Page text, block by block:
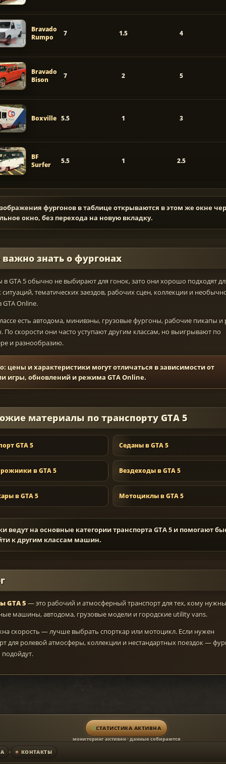
Bravado
Rumpo
7 1.5 4
Bravado
Bison
7 2 5
Boxville 5.5 1 3
BF
Surfer
5.5 1 2.5
фургонов в таблице открываются в этом же окне
окно, без перехода на новую вкладку.
важно знать о фургонах
GTA 5 обычно не выбирают для гонок, зато они хорошо подходят
тематических заездов, рабочих сцен, коллекции и
GTA Online.
есть автодома, минивэны, грузовые фургоны, рабочие пикапы и
скорости они часто уступают другим классам, но выигрывают по
и разнообразию.
цены и характеристики могут отличаться в зависимости от
игры, обновлений и режима GTA Online.
материалы по транспорту GTA 5
GTA 5 Седаны в GTA 5
в GTA 5 Вездеходы в GTA 5
в GTA 5 Мотоциклы в GTA 5
ведут на основные категории транспорта GTA 5 и помогают
к другим классам машин.
GTA 5 — это рабочий и атмосферный транспорт для тех, кому нужны
машины, автодома, грузовые модели и городские utility vans.
скорость — лучше выбрать спорткар или мотоцикл. Если нужен
для ролевой атмосферы, коллекции и нестандартных поездок —
СТАТИСТИКА АКТИВНА
мониторинг активен · данные собираются
КОНТАКТЫ